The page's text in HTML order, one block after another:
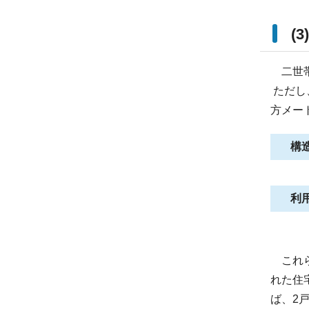
二世
ただ
方メー
構
利
これ
れた住
ば、2